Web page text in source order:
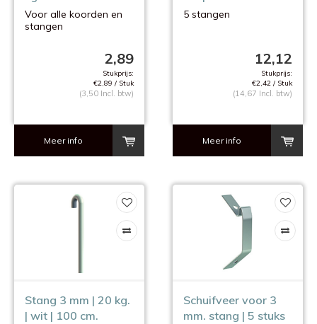
Voor alle koorden en
stangen
2,89
Stukprijs:
€2,89 / Stuk
(3,50 Incl. btw)
Meer info
5 stangen
12,12
Stukprijs:
€2,42 / Stuk
(14,67 Incl. btw)
Meer info
Stang 3 mm | 20 kg.
| wit | 100 cm.
Schuifveer voor 3
mm. stang | 5 stuks